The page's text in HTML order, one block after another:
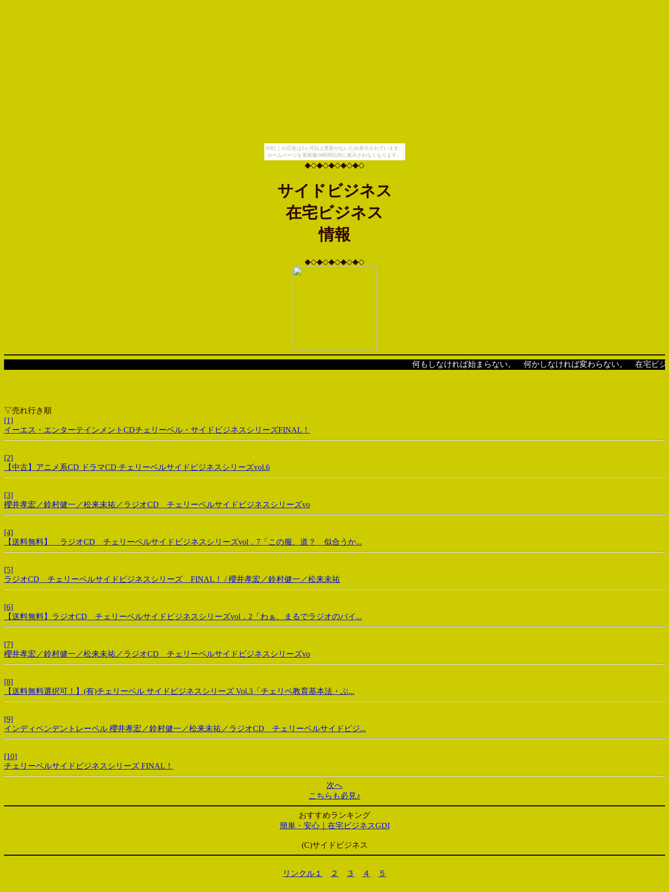
[PR] この広告は3ヶ月以上更新がないため表示されています。
ホームページを更新後24時間以内に表示されなくなります。
◆◇◆◇◆◇◆◇◆◇
サイドビジネス
在宅ビジネス
情報
◆◇◆◇◆◇◆◇◆◇
何もしなければ始まらない。 何かしなければ変わらない。 在宅ビジネ
▽売れ行き順
[1]
イーエス・エンターテインメントCDチェリーベル・サイドビジネスシリーズFINAL！
[2]
【中古】アニメ系CD ドラマCD チェリーベルサイドビジネスシリーズvol.6
[3]
櫻井孝宏／鈴村健一／松来未祐／ラジオCD チェリーベルサイドビジネスシリーズvo
[4]
【送料無料】 ラジオCD チェリーベルサイドビジネスシリーズvol．7「この服、道？ 似合うか...
[5]
ラジオCD チェリーベルサイドビジネスシリーズ FINAL！ / 櫻井孝宏／鈴村健一／松来未祐
[6]
【送料無料】ラジオCD チェリーベルサイドビジネスシリーズvol．2「わぁ、まるでラジオのバイ...
[7]
櫻井孝宏／鈴村健一／松来未祐／ラジオCD チェリーベルサイドビジネスシリーズvo
[8]
【送料無料選択可！】(有)チェリーベル サイドビジネスシリーズ Vol.3「チェリベ教育基本法・ぶ...
[9]
インディペンデントレーベル 櫻井孝宏／鈴村健一／松来未祐／ラジオCD チェリーベルサイドビジ...
[10]
チェリーベルサイドビジネスシリーズ FINAL！
次へ
こちらも必見♪
おすすめランキング
簡単・安心｜在宅ビジネスGDI
(C)サイドビジネス
リンクル１ ２ ３ ４ ５